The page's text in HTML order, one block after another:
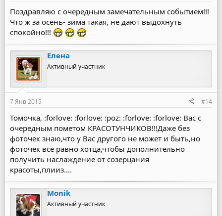
Поздравляю с очередным замечательным событием!!!
Что ж за осень- зима такая, не дают выдохнуть
спокойно!!!
Елена
Активный участник
7 Янв 2015 #14
Томочка, :forlove: :forlove: :poz: :forlove: :forlove: Вас с
очередным пометом КРАСОТУНЧИКОВ!!!Даже без
фоточек знаю,что у Вас другого не может и быть,но
фоточек все равно хотца,чтобы дополнительно
получить наслаждение от созерцания
красоты,плииз....
Monik
Активный участник